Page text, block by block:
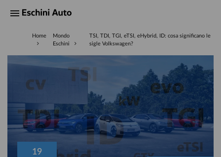
Home
Mondo
Eschini
TSI, TDI, TGI, eTSI, eHybrid, ID: cosa significano le
sigle Volkswagen?
19